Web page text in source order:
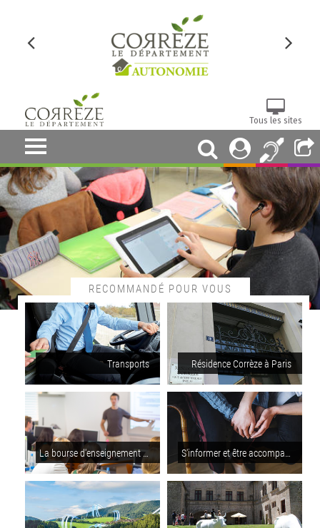
Tous les sites
RECOMMANDÉ POUR VOUS
Transports Résidence Corrèze à Paris
La bourse d'enseignement supérieur S'informer et être accompagné pour les personnes en situation de handicap